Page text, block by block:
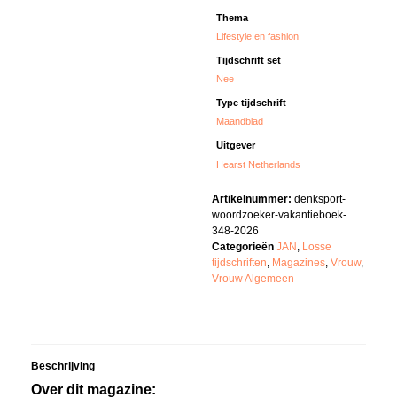
Thema
Lifestyle en fashion
Tijdschrift set
Nee
Type tijdschrift
Maandblad
Uitgever
Hearst Netherlands
Artikelnummer: denksport-
woordzoeker-vakantieboek-
348-2026
Categorieën JAN , Losse
tijdschriften, Magazines, Vrouw,
Vrouw Algemeen
Beschrijving
Over dit magazine: